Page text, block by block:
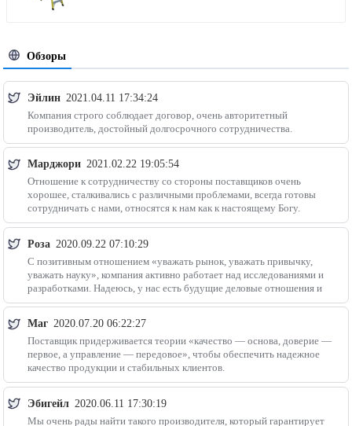
Обзоры
Эйлин 2021.04.11 17:34:24
Компания строго соблюдает договор, очень авторитетный
производитель, достойный долгосрочного сотрудничества.
Марджори 2021.02.22 19:05:54
Отношение к сотрудничеству со стороны поставщиков очень
хорошее, сталкивались с различными проблемами, всегда готовы
сотрудничать с нами, относятся к нам как к настоящему Богу.
Роза 2020.09.22 07:10:29
С позитивным отношением «уважать рынок, уважать привычку,
уважать науку», компания активно работает над исследованиями и
разработками. Надеюсь, у нас есть будущие деловые отношения и
Маг 2020.07.20 06:22:27
Поставщик придерживается теории «качество — основа, доверие —
первое, а управление — передовое», чтобы обеспечить надежное
качество продукции и стабильных клиентов.
Эбигейл 2020.06.11 17:30:19
Мы очень рады найти такого производителя, который гарантирует